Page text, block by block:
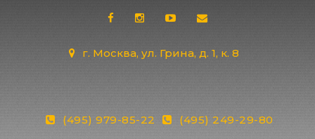
г. Москва, ул. Грина, д. 1, к. 8
(495) 979-85-22 (495) 249-29-80